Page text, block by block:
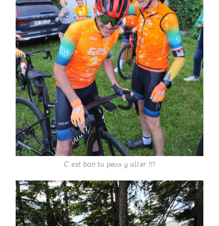
C' est bon tu peux y aller !!!